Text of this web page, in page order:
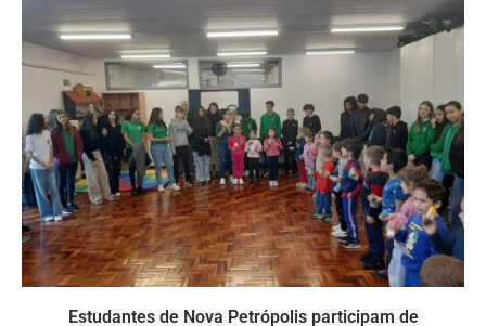
Estudantes de Nova Petrópolis participam de